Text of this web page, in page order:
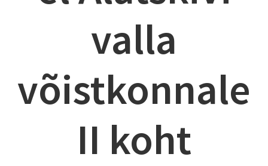
valla
võistkonnale
II koht